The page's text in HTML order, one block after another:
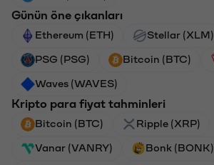
Günün öne çıkanları
Ethereum (ETH) Stellar (XLM)
PSG (PSG) Bitcoin (BTC)
Waves (WAVES)
Kripto para fiyat tahminleri
Bitcoin (BTC) Ripple (XRP)
Vanar (VANRY) Bonk (BONK)